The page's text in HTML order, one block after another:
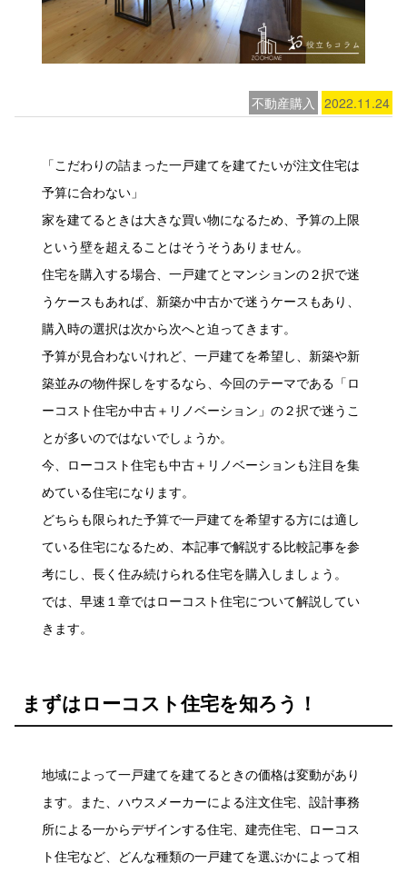
不動産購入 2022.11.24
「こだわりの詰まった一戸建てを建てたいが注文住宅は
予算に合わない」
家を建てるときは大きな買い物になるため、予算の上限
という壁を超えることはそうそうありません。
住宅を購入する場合、一戸建てとマンションの２択で迷
うケースもあれば、新築か中古かで迷うケースもあり、
購入時の選択は次から次へと迫ってきます。
予算が見合わないけれど、一戸建てを希望し、新築や新
築並みの物件探しをするなら、今回のテーマである「ロ
ーコスト住宅か中古＋リノベーション」の２択で迷うこ
とが多いのではないでしょうか。
今、ローコスト住宅も中古＋リノベーションも注目を集
めている住宅になります。
どちらも限られた予算で一戸建てを希望する方には適し
ている住宅になるため、本記事で解説する比較記事を参
考にし、長く住み続けられる住宅を購入しましょう。
では、早速１章ではローコスト住宅について解説してい
きます。
まずはローコスト住宅を知ろう！
地域によって一戸建てを建てるときの価格は変動があり
ます。また、ハウスメーカーによる注文住宅、設計事務
所による一からデザインする住宅、建売住宅、ローコス
ト住宅など、どんな種類の一戸建てを選ぶかによって相